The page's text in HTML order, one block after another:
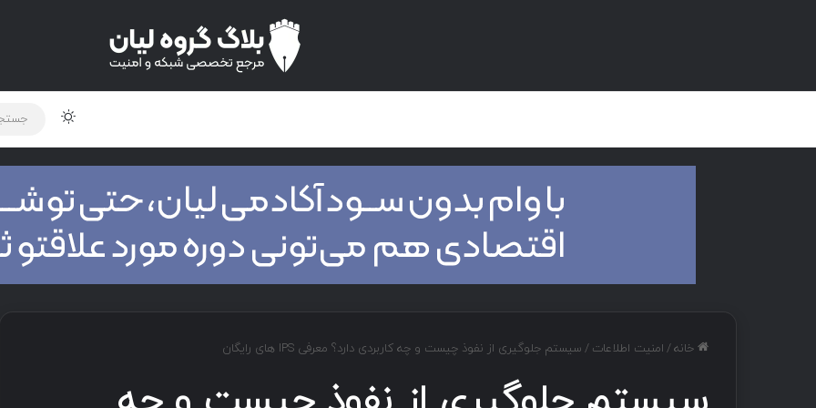
تغییر
خانه/ امنیت اطلاعات / سیستم جلوگیری از نفوذ چیست و چه کاربردی دارد؟ معرفی IPS های رایگان